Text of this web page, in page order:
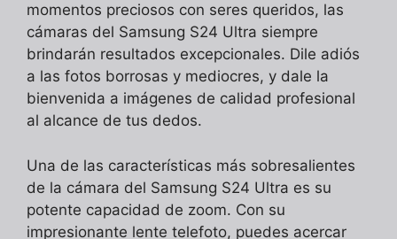
momentos preciosos con seres queridos, las
cámaras del Samsung S24 Ultra siempre
brindarán resultados excepcionales. Dile adiós
a las fotos borrosas y mediocres, y dale la
bienvenida a imágenes de calidad profesional
al alcance de tus dedos.
Una de las características más sobresalientes
de la cámara del Samsung S24 Ultra es su
potente capacidad de zoom. Con su
impresionante lente telefoto, puedes acercar